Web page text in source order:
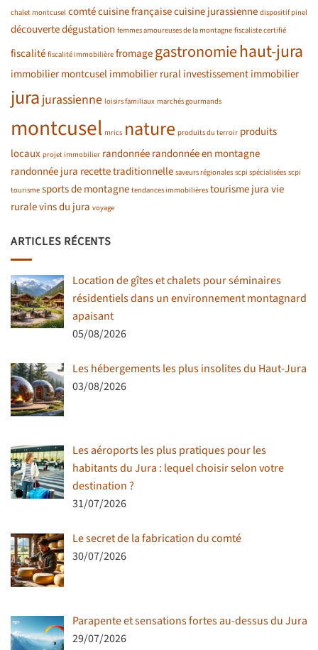
chalet montcusel comtécuisine françaisecuisine jurassienne dispositif pinel
découvertedégustation femmes amoureuses de la montagne fiscaliste certifié
fiscalité fiscalité immobilière fromagegastronomiehaut-jura
immobilier montcuselimmobilier ruralinvestissement immobilier
jura jurassienne loisirs familiaux marchés gourmands
montcusel mrics nature produits du terroir produits
locaux projet immobilier randonnéerandonnée en montagne
randonnée jura recette traditionnelle saveurs régionales scpi spécialisées scpi
tourisme sports de montagne tendances immobilières tourisme juravie
ruralevins du jura voyage
ARTICLES RÉCENTS
Location de gîtes et chalets pour séminaires
résidentiels dans un environnement montagnard
apaisant
05/08/2026
Les hébergements les plus insolites du Haut-Jura
03/08/2026
Les aéroports les plus pratiques pour les
habitants du Jura : lequel choisir selon votre
destination ?
31/07/2026
Le secret de la fabrication du comté
30/07/2026
Parapente et sensations fortes au-dessus du Jura
29/07/2026